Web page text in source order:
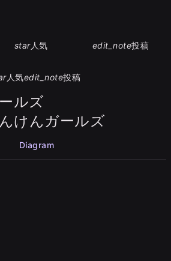
star人気 edit_note投稿
人気edit_note投稿
ルズ
けんガールズ
Diagram